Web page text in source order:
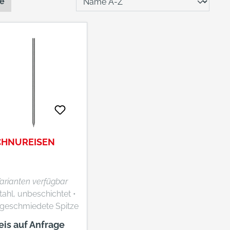
verfügbar
unbeschichtet •
Spitze
den vielseitigen
auf Anfrage